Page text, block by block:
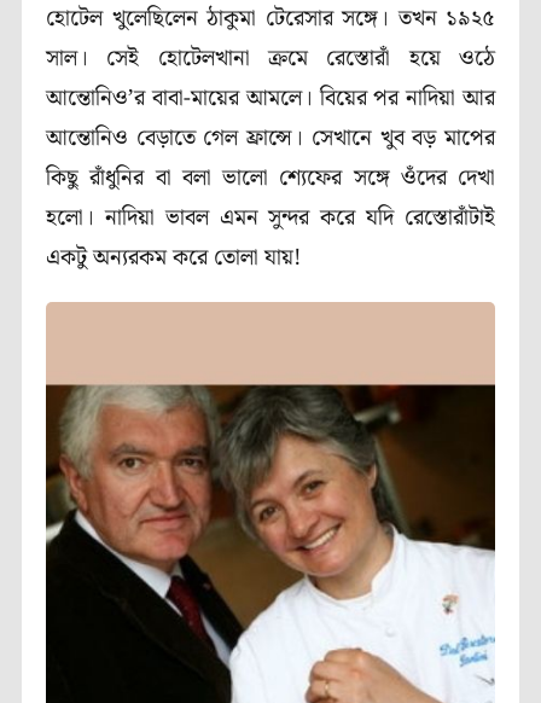
হোটেল খুলেছিলেন ঠাকুমা টেরেসার সঙ্গে। তখন ১৯২৫
সাল। সেই হোটেলখানা ক্রমে রেস্তোরাঁ হয়ে ওঠে
আন্তোনিও’র বাবা-মায়ের আমলে। বিয়ের পর নাদিয়া আর
আন্তোনিও বেড়াতে গেল ফ্রান্সে। সেখানে খুব বড় মাপের
কিছু রাঁধুনির বা বলা ভালো শ্যেফের সঙ্গে ওঁদের দেখা
হলো। নাদিয়া ভাবল এমন সুন্দর করে যদি রেস্তোরাঁটাই
একটু অন্যরকম করে তোলা যায়!